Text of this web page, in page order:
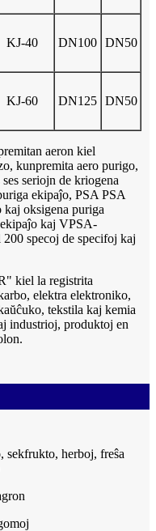
KJ-40 DN100 DN50
KJ-60 DN125 DN50
aeron kiel
kunpremita aero purigo,
seriojn de kriogena
ekipaĵo, PSA PSA
kaj oksigena puriga
kaj VPSA-
specoj de specifoj kaj
kiel la registrita
elektra elektroniko,
tekstila kaj kemia
industrioj, produktoj en
sekfrukto, herboj, freŝa